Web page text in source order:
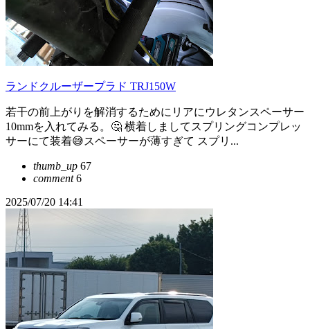
ランドクルーザープラド TRJ150W
若干の前上がりを解消するためにリアにウレタンスペーサー
10mmを入れてみる。🤔 横着しましてスプリングコンプレッ
サーにて装着😅スペーサーが薄すぎて スプリ...
thumb_up 67
comment6
2025/07/20 14:41